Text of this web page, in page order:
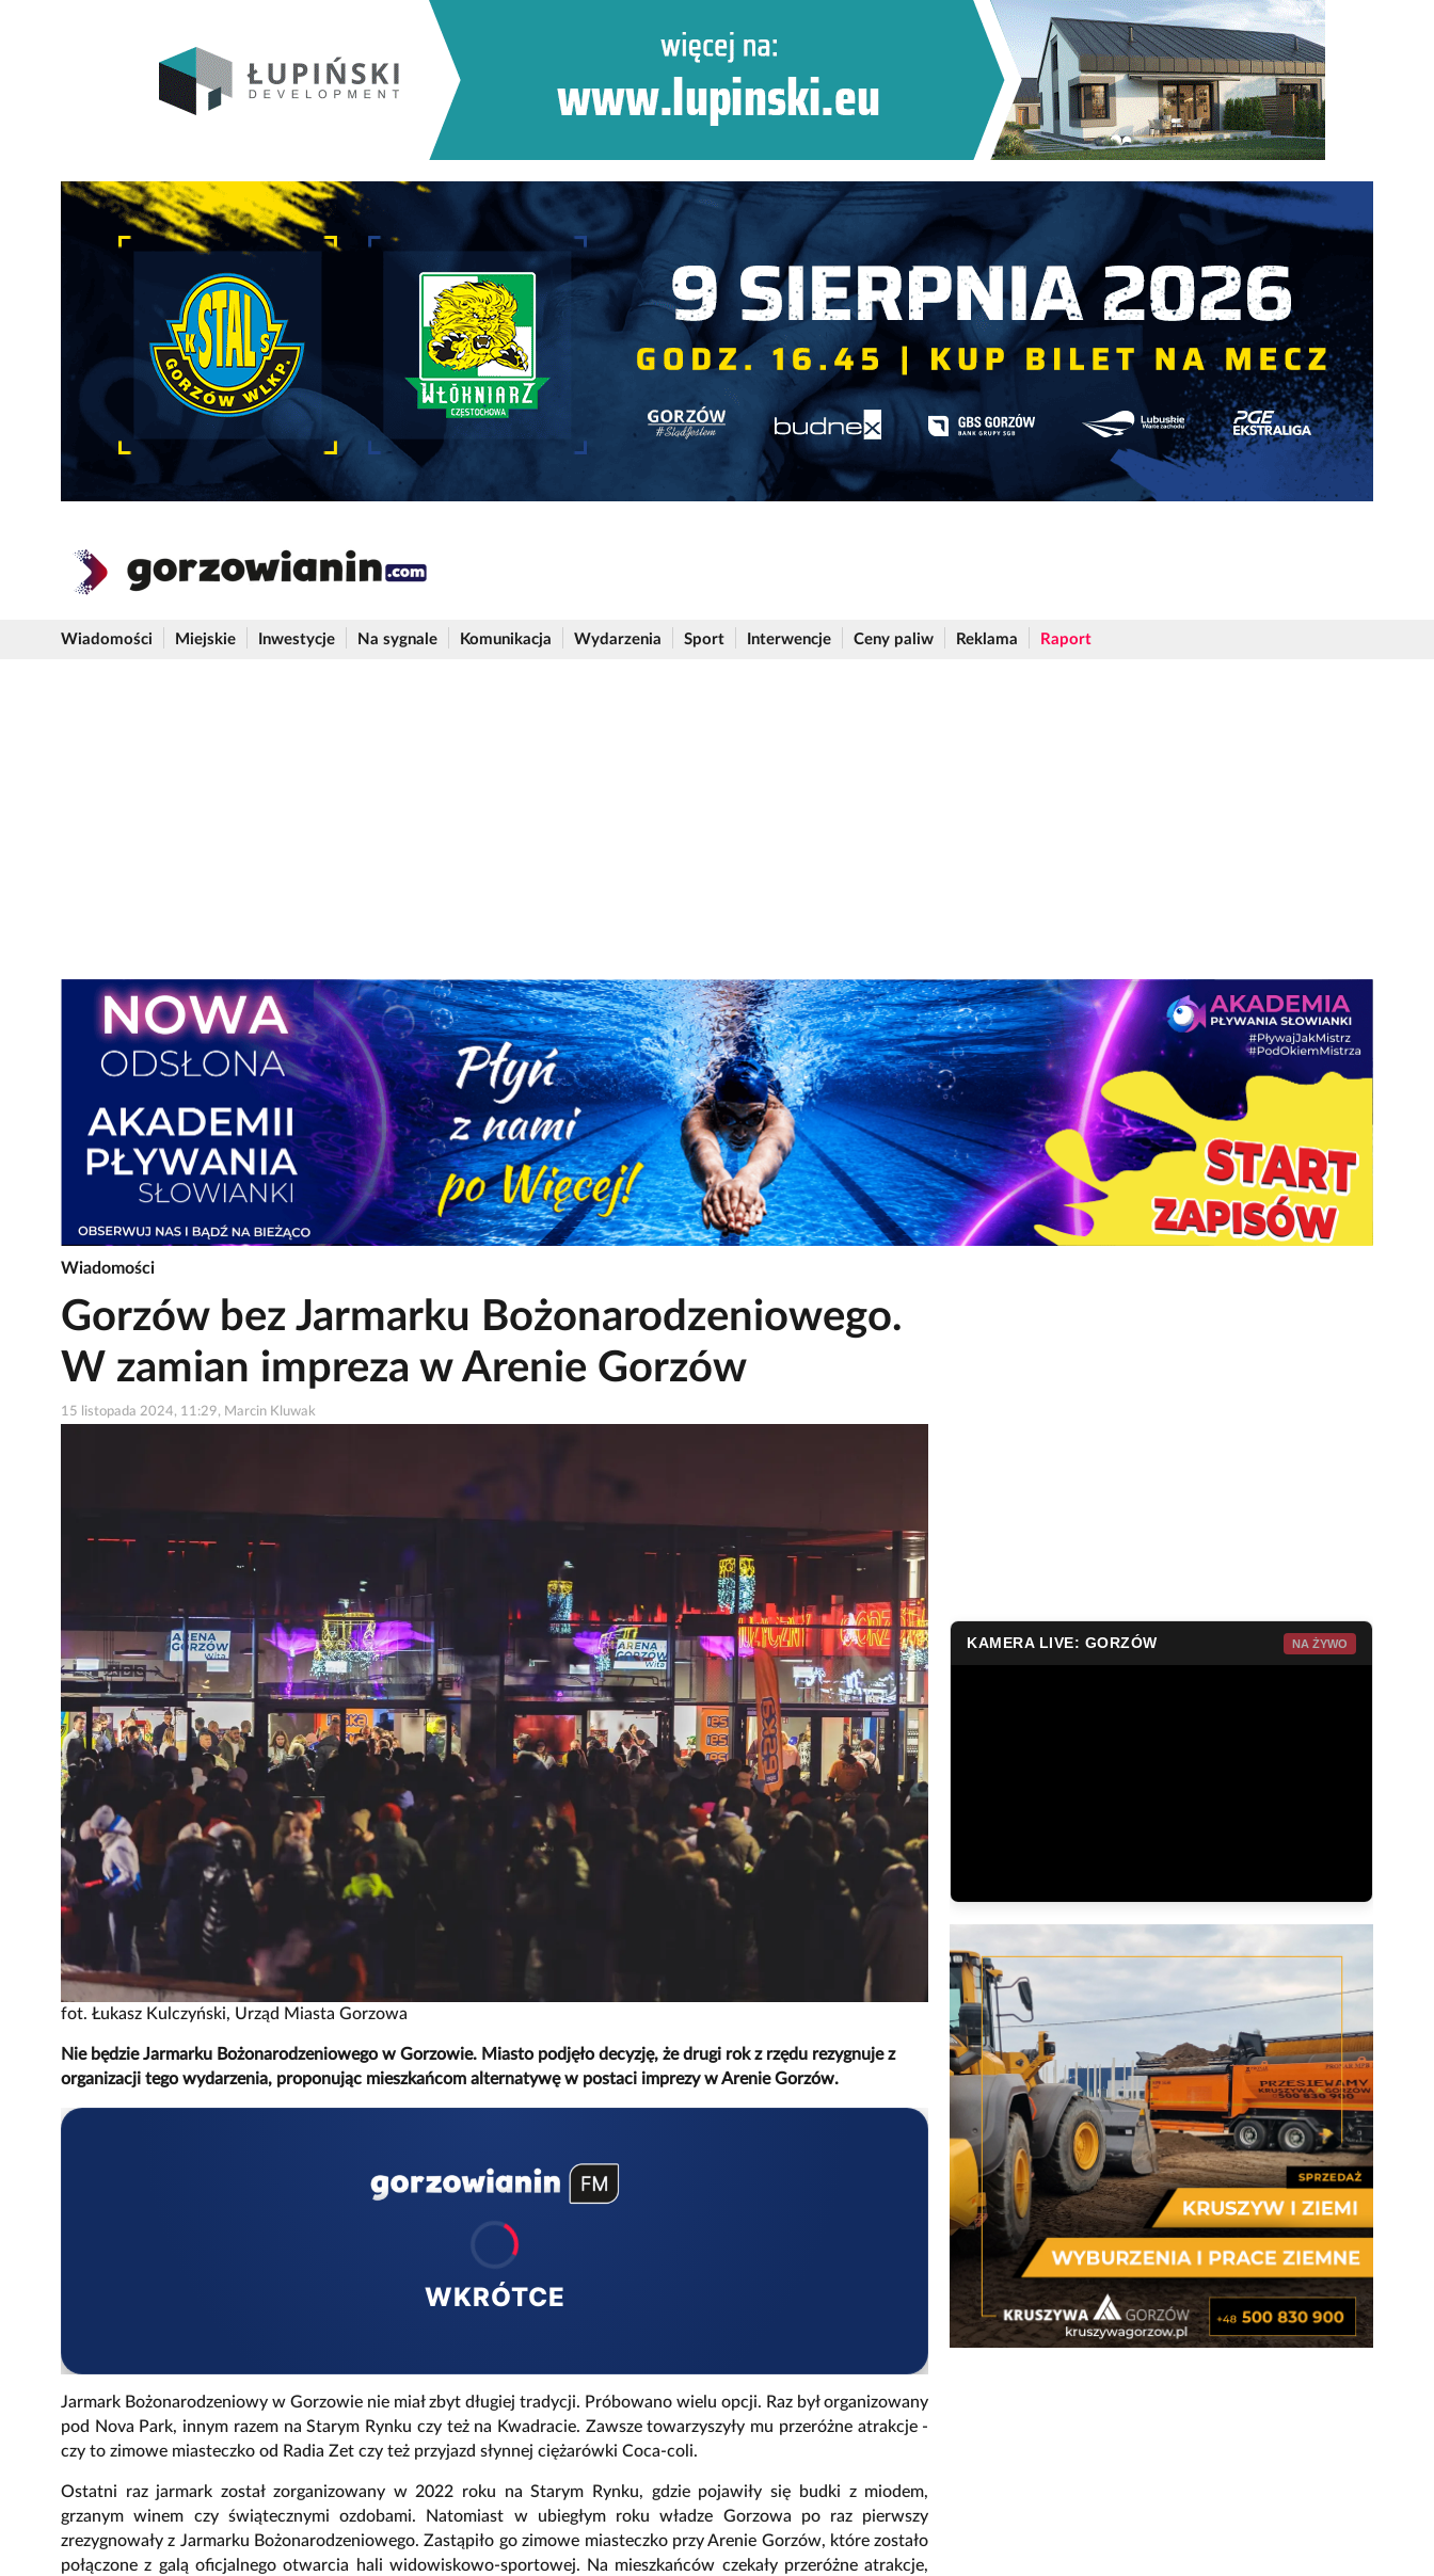
Wiadomości Miejskie Inwestycje Na sygnale Komunikacja Wydarzenia Sport Interwencje Ceny paliw Reklama Raport
Wiadomości
Gorzów bez Jarmarku Bożonarodzeniowego.
W zamian impreza w Arenie Gorzów
15 listopada 2024, 11:29, Marcin Kluwak
fot. Łukasz Kulczyński, Urząd Miasta Gorzowa
Nie będzie Jarmarku Bożonarodzeniowego w Gorzowie. Miasto podjęło decyzję, że drugi rok z rzędu rezygnuje z
organizacji tego wydarzenia, proponując mieszkańcom alternatywę w postaci imprezy w Arenie Gorzów.
WKRÓTCE
Jarmark Bożonarodzeniowy w Gorzowie nie miał zbyt długiej tradycji. Próbowano wielu opcji. Raz był organizowany
pod Nova Park, innym razem na Starym Rynku czy też na Kwadracie. Zawsze towarzyszyły mu przeróżne atrakcje -
czy to zimowe miasteczko od Radia Zet czy też przyjazd słynnej ciężarówki Coca-coli.
Ostatni raz jarmark został zorganizowany w 2022 roku na Starym Rynku, gdzie pojawiły się budki z miodem,
grzanym winem czy świątecznymi ozdobami. Natomiast w ubiegłym roku władze Gorzowa po raz pierwszy
zrezygnowały z Jarmarku Bożonarodzeniowego. Zastąpiło go zimowe miasteczko przy Arenie Gorzów, które zostało
połączone z galą oficjalnego otwarcia hali widowiskowo-sportowej. Na mieszkańców czekały przeróżne atrakcje,
KAMERA LIVE: GORZÓW NA ŻYWO